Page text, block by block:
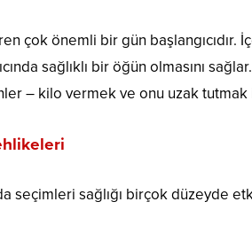
çok önemli bir gün başlangıcıdır.
sağlıklı bir öğün olmasını
– kilo vermek ve onu uzak
seçimleri sağlığı birçok düzeyde